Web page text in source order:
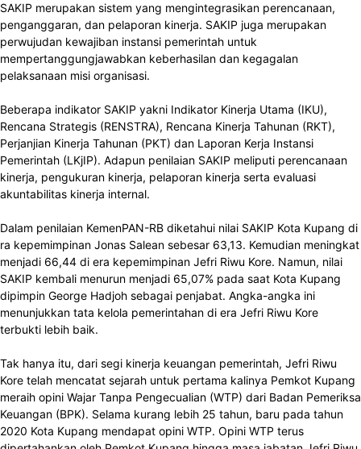
SAKIP merupakan sistem yang mengintegrasikan perencanaan,
penganggaran, dan pelaporan kinerja. SAKIP juga merupakan
perwujudan kewajiban instansi pemerintah untuk
mempertanggungjawabkan keberhasilan dan kegagalan
pelaksanaan misi organisasi.
Beberapa indikator SAKIP yakni Indikator Kinerja Utama (IKU),
Rencana Strategis (RENSTRA), Rencana Kinerja Tahunan (RKT),
Perjanjian Kinerja Tahunan (PKT) dan Laporan Kerja Instansi
Pemerintah (LKjIP). Adapun penilaian SAKIP meliputi perencanaan
kinerja, pengukuran kinerja, pelaporan kinerja serta evaluasi
akuntabilitas kinerja internal.
Dalam penilaian KemenPAN-RB diketahui nilai SAKIP Kota Kupang di
ra kepemimpinan Jonas Salean sebesar 63,13. Kemudian meningkat
menjadi 66,44 di era kepemimpinan Jefri Riwu Kore. Namun, nilai
SAKIP kembali menurun menjadi 65,07% pada saat Kota Kupang
dipimpin George Hadjoh sebagai penjabat. Angka-angka ini
menunjukkan tata kelola pemerintahan di era Jefri Riwu Kore
terbukti lebih baik.
Tak hanya itu, dari segi kinerja keuangan pemerintah, Jefri Riwu
Kore telah mencatat sejarah untuk pertama kalinya Pemkot Kupang
meraih opini Wajar Tanpa Pengecualian (WTP) dari Badan Pemeriksa
Keuangan (BPK). Selama kurang lebih 25 tahun, baru pada tahun
2020 Kota Kupang mendapat opini WTP. Opini WTP terus